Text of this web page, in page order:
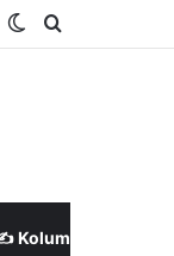
članak
SidebarSwitch skin
Pretraga
Kolumne